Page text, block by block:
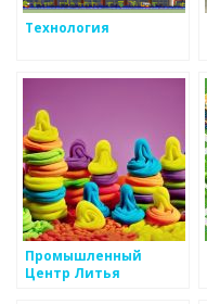
Технология
Промышленный
Центр Литья